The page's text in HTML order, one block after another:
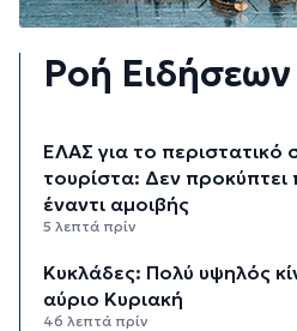
Ροή Ειδήσεων
ΕΛΑΣ για το περιστατικό
τουρίστα: Δεν προκύπτει
έναντι αμοιβής
5 λεπτά πρίν
Κυκλάδες: Πολύ υψηλός
αύριο Κυριακή
46 λεπτά πρίν